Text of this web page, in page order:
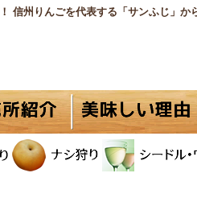
信州りんごを代表する「サンふじ」か